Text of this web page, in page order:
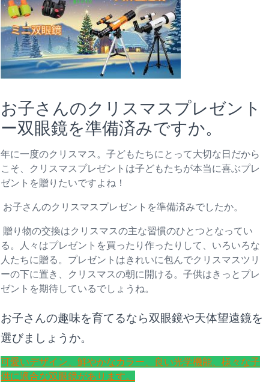
お子さんのクリスマスプレゼント
ー双眼鏡を準備済みですか。
年に一度のクリスマス。子どもたちにとって大切な日だから
こそ、クリスマスプレゼントは子どもたちが本当に喜ぶプレ
ゼントを贈りたいですよね！
お子さんのクリスマスプレゼントを準備済みでしたか。
贈り物の交換はクリスマスの主な習慣のひとつとなってい
る。人々はプレゼントを買ったり作ったりして、いろいろな
人たちに贈る。プレゼントはきれいに包んでクリスマスツリ
ーの下に置き、クリスマスの朝に開ける。子供はきっとプレ
ゼントを期待しているでしょうね。
お子さんの趣味を育てるなら双眼鏡や天体望遠鏡を
選びましょうか。
可愛いデザイン、鮮やかなカラー、良い光学機能、様々な子
供に適合な双眼鏡があります。